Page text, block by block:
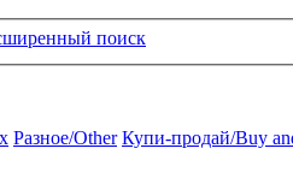
поиск
Разное/Other Купи-продай/Buy